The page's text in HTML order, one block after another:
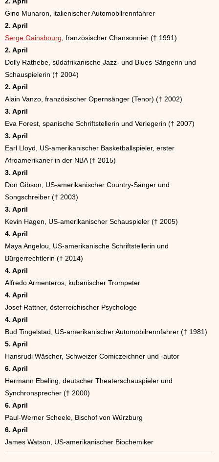
Gino Munaron, italienischer Automobilrennfahrer
2. April
Serge Gainsbourg , französischer Chansonnier († 1991)
2. April
Dolly Rathebe, südafrikanische Jazz- und Blues-Sängerin und
Schauspielerin († 2004)
2. April
Alain Vanzo, französischer Opernsänger (Tenor) († 2002)
3. April
Eva Forest, spanische Schriftstellerin und Verlegerin († 2007)
3. April
Earl Lloyd, US-amerikanischer Basketballspieler, erster
Afroamerikaner in der NBA († 2015)
3. April
Don Gibson, US-amerikanischer Country-Sänger und
Songschreiber († 2003)
3. April
Kevin Hagen, US-amerikanischer Schauspieler († 2005)
4. April
Maya Angelou, US-amerikanische Schriftstellerin und
Bürgerrechtlerin († 2014)
4. April
Alfredo Armenteros, kubanischer Trompeter
4. April
Josef Rattner, österreichischer Psychologe
4. April
Bud Tingelstad, US-amerikanischer Automobilrennfahrer († 1981)
5. April
Hansrudi Wäscher, Schweizer Comiczeichner und -autor
6. April
Hermann Ebeling, deutscher Theaterschauspieler und
Synchronsprecher († 2000)
6. April
Paul-Werner Scheele, Bischof von Würzburg
6. April
James Watson, US-amerikanischer Biochemiker